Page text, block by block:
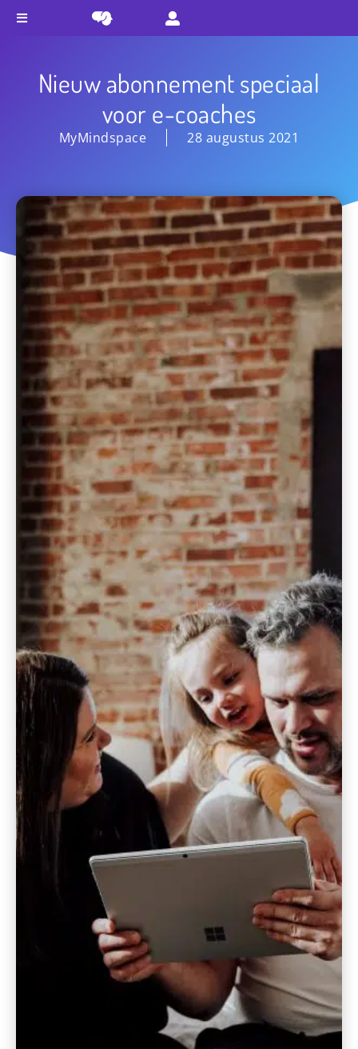
Nieuw abonnement speciaal
voor e-coaches
MyMindspace 28 augustus 2021